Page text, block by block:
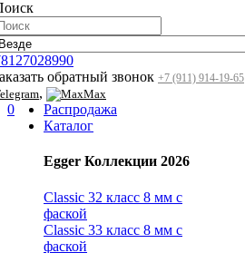
обратный звонок +7 (911) 914-19-65
, Max
0
Распродажа
Каталог
Egger Коллекции 2026
Classic 32 класс 8 мм с
фаской
Classic 33 класс 8 мм с
фаской